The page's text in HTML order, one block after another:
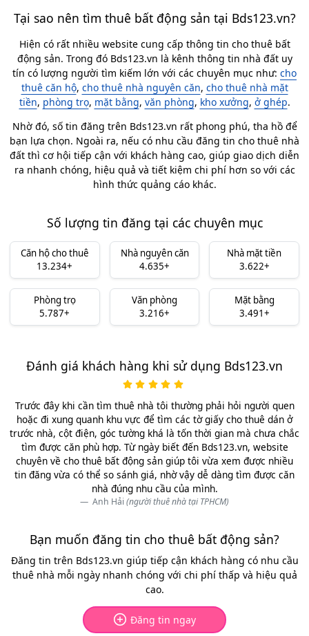
Tại sao nên tìm thuê bất động sản tại Bds123.vn?
Hiện có rất nhiều website cung cấp thông tin cho thuê bất
động sản. Trong đó Bds123.vn là kênh thông tin nhà đất uy
tín có lượng người tìm kiếm lớn với các chuyên mục như: cho
thuê căn hộ, cho thuê nhà nguyên căn, cho thuê nhà mặt
tiền, phòng trọ, mặt bằng, văn phòng, kho xưởng, ở ghép.
Nhờ đó, số tin đăng trên Bds123.vn rất phong phú, tha hồ để
bạn lựa chọn. Ngoài ra, nếu có nhu cầu đăng tin cho thuê nhà
đất thì cơ hội tiếp cận với khách hàng cao, giúp giao dịch diễn
ra nhanh chóng, hiệu quả và tiết kiệm chi phí hơn so với các
hình thức quảng cáo khác.
Số lượng tin đăng tại các chuyên mục
Căn hộ cho thuê
13.234+
Nhà nguyên căn
4.635+
Nhà mặt tiền
3.622+
Phòng trọ
5.787+
Văn phòng
3.216+
Mặt bằng
3.491+
Đánh giá khách hàng khi sử dụng Bds123.vn
Trước đây khi cần tìm thuê nhà tôi thường phải hỏi người quen
hoặc đi xung quanh khu vực để tìm các tờ giấy cho thuê dán ở
trước nhà, cột điện, góc tường khá là tốn thời gian mà chưa chắc
tìm được căn phù hợp. Từ ngày biết đến Bds123.vn, website
chuyên về cho thuê bất động sản giúp tôi vừa xem được nhiều
tin đăng vừa có thể so sánh giá, nhờ vậy dễ dàng tìm được căn
nhà đúng nhu cầu của mình.
Anh Hải (người thuê nhà tại TPHCM)
Bạn muốn đăng tin cho thuê bất động sản?
Đăng tin trên Bds123.vn giúp tiếp cận khách hàng có nhu cầu
thuê nhà mỗi ngày nhanh chóng với chi phí thấp và hiệu quả
cao.
Đăng tin ngay